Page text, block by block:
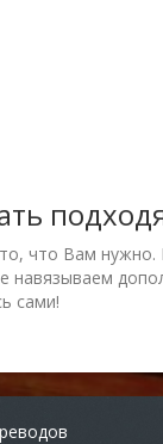
что Вам
навязываем
сами!